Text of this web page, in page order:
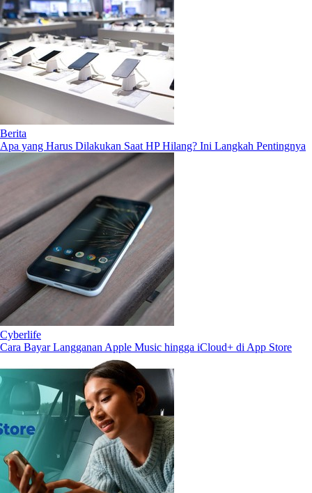
Berita
Apa yang Harus Dilakukan Saat HP Hilang? Ini Langkah Pentingnya
Cyberlife
Cara Bayar Langganan Apple Music hingga iCloud+ di App Store